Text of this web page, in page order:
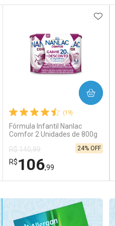
(19)
Fórmula Infantil Nanlac
Comfor 2 Unidades de 800g
R$ 140,99
R$106,99
24% OFF
COMPRAR
Laboratório
Por Menos